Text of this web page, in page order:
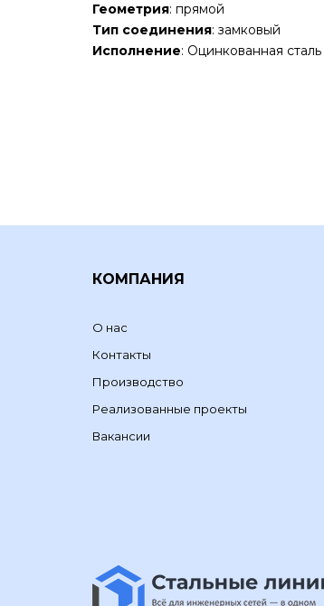
Геометрия: прямой
Тип соединения: замковый
Исполнение: Оцинкованная
КОМПАНИЯ
О нас
Контакты
Производство
Реализованные проекты
Вакансии